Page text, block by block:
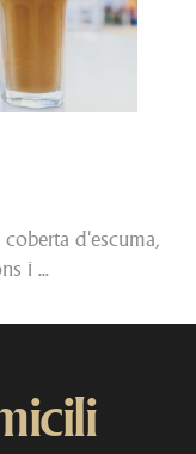
coberta d'escuma,
i ...